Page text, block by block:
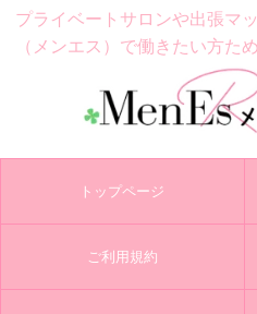
プライベートサロンや出張マ
（メンエス）で働きたい方た
トップページ
ご利用規約